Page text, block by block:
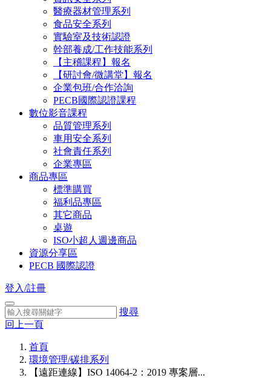
醫療器材管理系列
食品安全系列
實驗室及技術認證
幹部養成/工作技能系列
【主稽課程】報名
【研討會/微講堂】報名
企業包班/合作洽詢
PECB國際認證課程
數位影音課程
品質管理系列
車用安全系列
社會責任系列
企業專區
商品專區
標準購買
福利品專區
其它商品
桌遊
ISO小超人週邊商品
資源分享區
PECB 國際認證
登入/註冊
搜尋
回上一頁
首頁
環境管理/碳排系列
【遠距連線】ISO 14064-2：2019 專案層...